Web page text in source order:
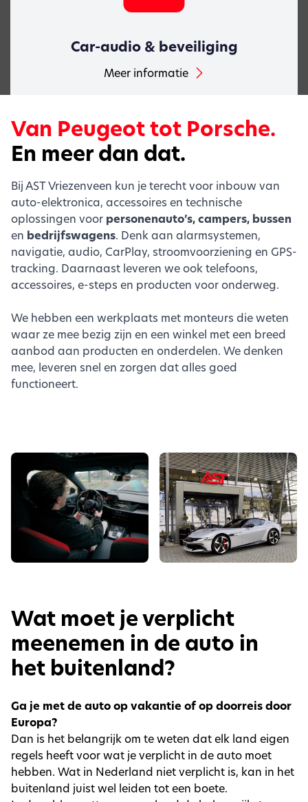
Car-audio & beveiliging
Meer informatie
Van Peugeot tot Porsche.
En meer dan dat.
Bij AST Vriezenveen kun je terecht voor inbouw van
auto-elektronica, accessoires en technische
oplossingen voor personenauto’s, campers, bussen
en bedrijfswagens. Denk aan alarmsystemen,
navigatie, audio, CarPlay, stroomvoorziening en GPS-
tracking. Daarnaast leveren we ook telefoons,
accessoires, e-steps en producten voor onderweg.
We hebben een werkplaats met monteurs die weten
waar ze mee bezig zijn en een winkel met een breed
aanbod aan producten en onderdelen. We denken
mee, leveren snel en zorgen dat alles goed
functioneert.
Wat moet je verplicht
meenemen in de auto in
het buitenland?
Ga je met de auto op vakantie of op doorreis door
Europa?
Dan is het belangrijk om te weten dat elk land eigen
regels heeft voor wat je verplicht in de auto moet
hebben. Wat in Nederland niet verplicht is, kan in het
buitenland juist wel leiden tot een boete.